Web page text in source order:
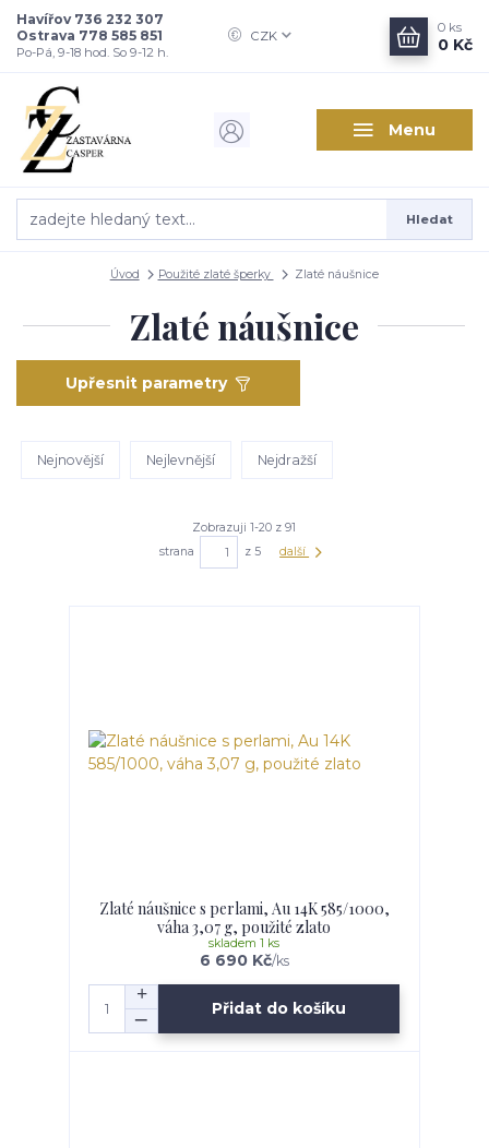
Menu
CZK
Hledat
Havířov 736 232 307
Ostrava 778 585 851
Po-Pá, 9-18 hod. So 9-12 h.
0 ks
0 Kč
Úvod Použité zlaté šperky Zlaté náušnice
Zlaté náušnice
Upřesnit parametry
Nejnovější Nejlevnější Nejdražší
Zobrazuji 1-20 z 91
strana
z 5 další
Zlaté náušnice s perlami, Au 14K 585/1000,
váha 3,07 g, použité zlato
6 690 Kč/ks
skladem 1 ks
Přidat do košíku